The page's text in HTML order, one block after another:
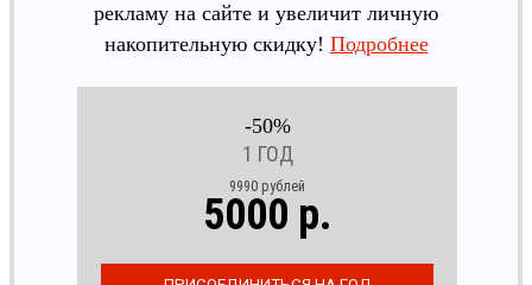
рекламу на сайте и увеличит личную
накопительную скидку! Подробнее
-50%
1 ГОД
9990 рублей
5000 р.